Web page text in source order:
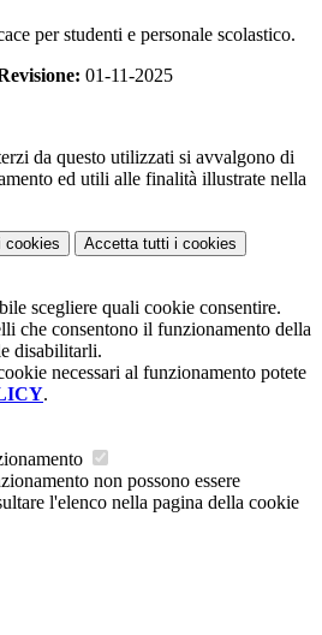
per studenti e personale scolastico.
01-11-2025
da questo utilizzati si avvalgono di
ed utili alle finalità illustrate nella
cookies Accetta tutti i cookies
scegliere quali cookie consentire.
che consentono il funzionamento della
disabilitarli.
necessari al funzionamento potete
.
non possono essere
l'elenco nella pagina della cookie